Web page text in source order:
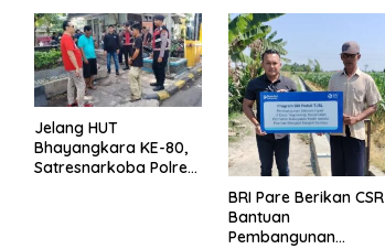
Jelang HUT
Bhayangkara KE-80,
Satresnarkoba Polres
BRI Pare Berikan CSR
Bantuan
Pembangunan